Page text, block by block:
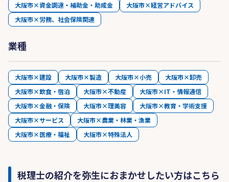
大阪市×資金調達・補助金・助成金
大阪市×経営アドバイス
大阪市×労務、社会保険関連
業種
大阪市×建設 大阪市×製造 大阪市×小売
大阪市×卸売
大阪市×飲食・宿泊
大阪市×不動産
大阪市×IT・情報通信
大阪市×金融・保険
大阪市×理美容
大阪市×教育・学術支援
大阪市×サービス
大阪市×農業・林業・漁業
大阪市×医療・福祉
大阪市×特殊法人
税理士の紹介を弥生におまかせしたい方はこちら